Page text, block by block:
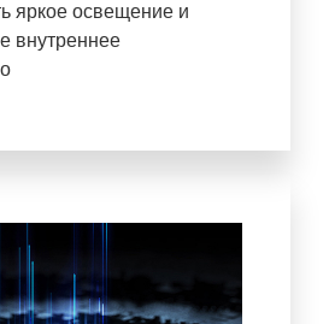
яркое освещение и
внутреннее